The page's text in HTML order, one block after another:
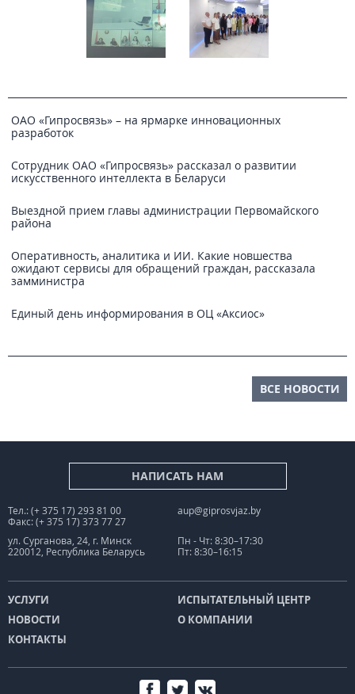
ОАО «Гипросвязь» – на ярмарке инновационных
разработок
Сотрудник ОАО «Гипросвязь» рассказал о развитии
искусственного интеллекта в Беларуси
Выездной прием главы администрации Первомайского
района
Оперативность, аналитика и ИИ. Какие новшества
ожидают сервисы для обращений граждан, рассказала
замминистра
Единый день информирования в ОЦ «Аксиос»
ВСЕ НОВОСТИ
НАПИСАТЬ НАМ
Тел.: (+ 375 17) 293 81 00
Факс: (+ 375 17) 373 77 27
aup@giprosvjaz.by
ул. Сурганова, 24, г. Минск
220012, Республика Беларусь
Пн - Чт: 8:30–17:30
Пт: 8:30–16:15
УСЛУГИ
ИСПЫТАТЕЛЬНЫЙ ЦЕНТР
НОВОСТИ
О КОМПАНИИ
КОНТАКТЫ